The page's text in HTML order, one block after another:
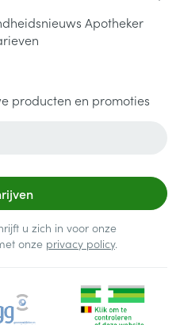
Apotheker
producten en promoties
u zich in voor onze
onze privacy policy.